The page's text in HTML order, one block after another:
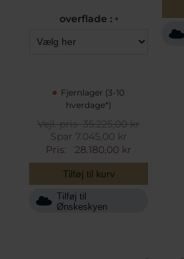
overflade : *
Fjernlager (3-10
hverdage*)
Vejl. pris35.225,00 kr
Spar 7.045,00 kr
Pris:
28.180,00 kr
Tilføj til kurv
Tilføj til
Ønskeskyen